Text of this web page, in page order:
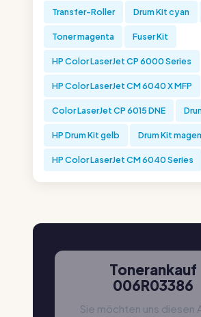
Transfer-Roller Drum Kit cyan
Toner magenta Fuser Kit
HP Color LaserJet CP 6000 Series
HP Color LaserJet CM 6040 X MFP
Color LaserJet CP 6015 DNE
HP Drum Kit gelb Drum Kit
HP Color LaserJet CM 6040 Series
Tonerankauf
006R03386
Sie möchten uns diesen